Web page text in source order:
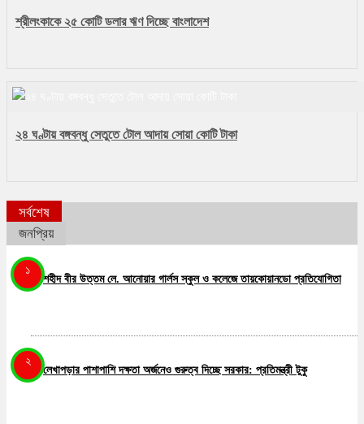
শ্রীলংকাকে ২৫ কোটি ডলার ঋণ দিচ্ছে বাংলাদেশ
২৪ ঘণ্টায় বঙ্গবন্ধু সেতুতে টোল আদায় সোয়া কোটি টাকা
সর্বশেষ
জনপ্রিয়
১
শহীদ বীর উত্তম লে. আনোয়ার গার্লস স্কুল ও কলেজে তায়কোয়ানডো প্রতিযোগিতা
২
লেখাপড়ার পাশাপাশি দক্ষতা অর্জনেও গুরুত্ব দিচ্ছে সরকার: প্রতিমন্ত্রী টুকু